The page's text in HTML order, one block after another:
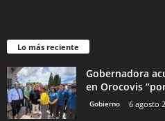
Lo más reciente
Gobernadora
en Orocovis
Gobierno 6 agosto